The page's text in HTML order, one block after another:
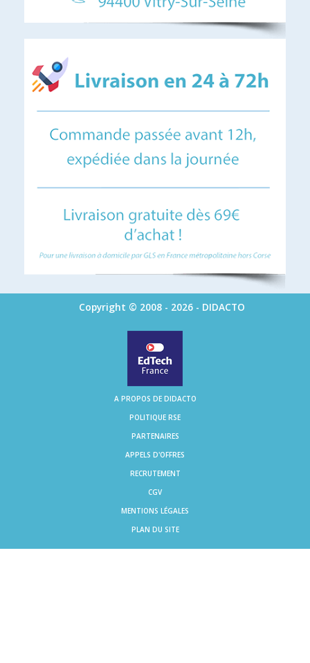
Copyright © 2008 - 2026 - DIDACTO
A PROPOS DE DIDACTO
POLITIQUE RSE
PARTENAIRES
APPELS D'OFFRES
RECRUTEMENT
CGV
MENTIONS LÉGALES
PLAN DU SITE